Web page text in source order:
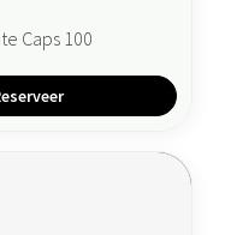
Caps 100